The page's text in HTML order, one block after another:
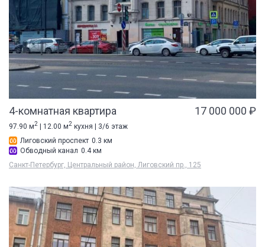
4-комнатная квартира 17 000 000 ₽
97.90 м2 | 12.00 м2 кухня | 3/6 этаж
Лиговский проспект 0.3 км
Обводный канал 0.4 км
Санкт-Петербург, Центральный район, Лиговский пр., 125